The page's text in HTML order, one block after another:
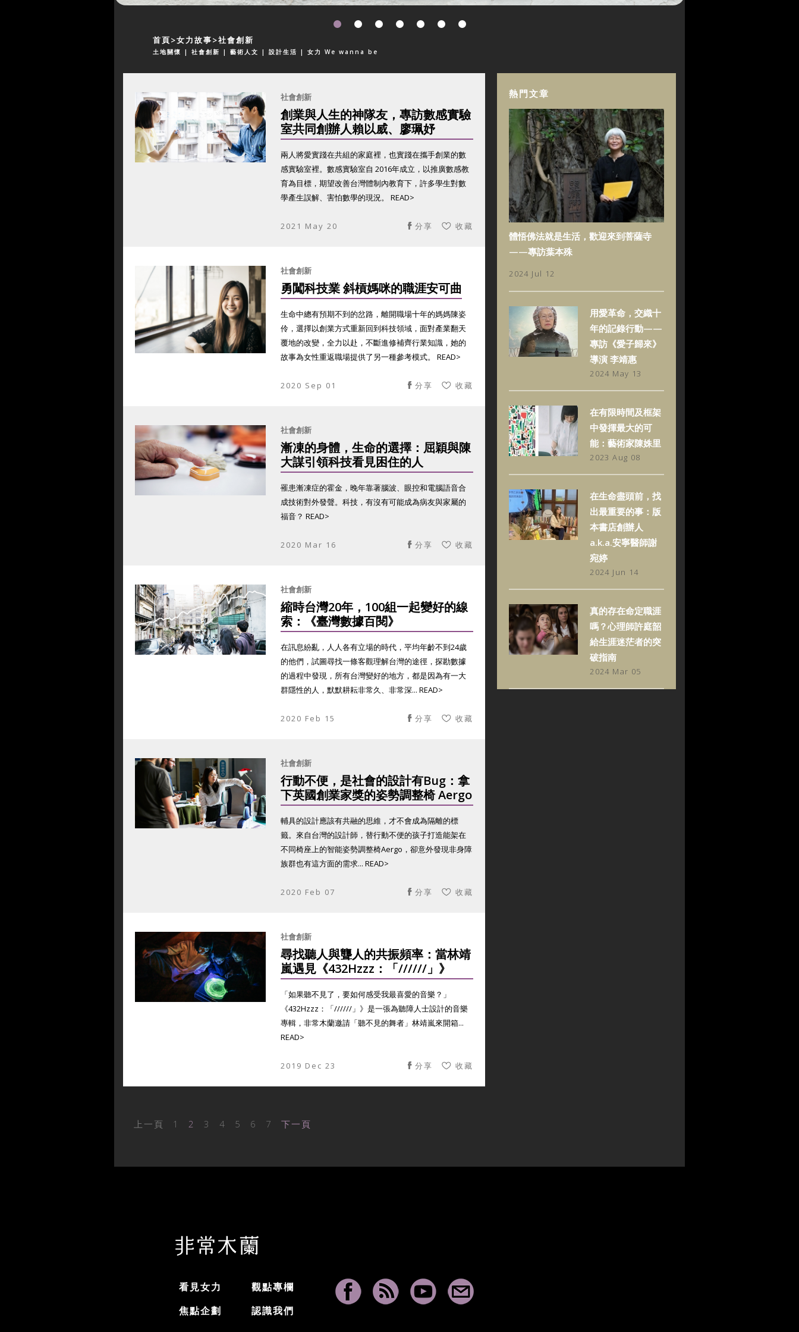
首頁 女力故事 社會創新
土地關懷 | 社會創新 | 藝術人文 | 設計生活 | 女力 We wanna be
社會創新
創業與人生的神隊友，專訪數感實驗
室共同創辦人賴以威、廖珮妤
兩人將愛實踐在共組的家庭裡，也實踐在攜手創業的數
感實驗室裡。數感實驗室自 2016年成立，以推廣數感教
育為目標，期望改善台灣體制內教育下，許多學生對數
學產生誤解、害怕數學的現況。 READ>
2021 May 20 收藏
分享
社會創新
勇闖科技業 斜槓媽咪的職涯安可曲
生命中總有預期不到的岔路，離開職場十年的媽媽陳姿
伶，選擇以創業方式重新回到科技領域，面對產業翻天
覆地的改變，全力以赴，不斷進修補齊行業知識，她的
故事為女性重返職場提供了另一種參考模式。 READ>
2020 Sep 01 收藏
分享
社會創新
漸凍的身體，生命的選擇：屈穎與陳
大謀引領科技看見困住的人
罹患漸凍症的霍金，晚年靠著腦波、眼控和電腦語音合
成技術對外發聲。科技，有沒有可能成為病友與家屬的
福音？ READ>
2020 Mar 16 收藏
分享
社會創新
縮時台灣20年，100組一起變好的線
索：《臺灣數據百閱》
在訊息紛亂，人人各有立場的時代，平均年齡不到24歲
的他們，試圖尋找一條客觀理解台灣的途徑，探勘數據
的過程中發現，所有台灣變好的地方，都是因為有一大
群隱性的人，默默耕耘非常久、非常深... READ>
2020 Feb 15 收藏
分享
社會創新
行動不便，是社會的設計有Bug：拿
下英國創業家獎的姿勢調整椅 Aergo
輔具的設計應該有共融的思維，才不會成為隔離的標
籤。來自台灣的設計師，替行動不便的孩子打造能架在
不同椅座上的智能姿勢調整椅Aergo，卻意外發現非身障
族群也有這方面的需求... READ>
2020 Feb 07 收藏
分享
社會創新
尋找聽人與聾人的共振頻率：當林靖
嵐遇見《432Hzzz：「//////」》
「如果聽不見了，要如何感受我最喜愛的音樂？」
《432Hzzz：「//////」》是一張為聽障人士設計的音樂
專輯，非常木蘭邀請「聽不見的舞者」林靖嵐來開箱...
READ>
2019 Dec 23 收藏
分享
上一頁 1 2 3 4 5 6 7 下一頁
熱門文章
體悟佛法就是生活，歡迎來到菩薩寺
——專訪葉本殊
2024 Jul 12
用愛革命，交織十
年的記錄行動——
專訪《愛子歸來》
導演 李靖惠
2024 May 13
在有限時間及框架
中發揮最大的可
能：藝術家陳姝里
2023 Aug 08
在生命盡頭前，找
出最重要的事：版
本書店創辦人
a.k.a.安寧醫師謝
宛婷
2024 Jun 14
真的存在命定職涯
嗎？心理師許庭韶
給生涯迷茫者的突
破指南
2024 Mar 05
看見女力
觀點專欄
焦點企劃
認識我們